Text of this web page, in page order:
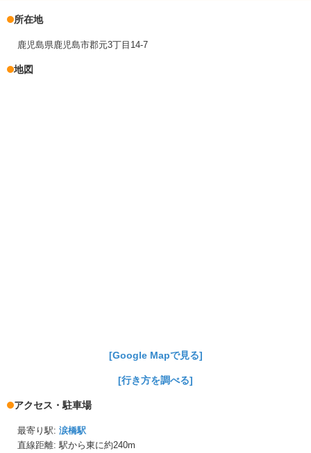
所在地
鹿児島県鹿児島市郡元3丁目14-7
地図
[Google Mapで見る]
[行き方を調べる]
アクセス・駐車場
最寄り駅: 涙橋駅
直線距離: 駅から東に約240m